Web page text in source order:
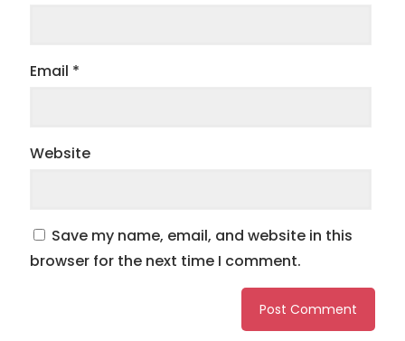
Email *
Website
Save my name, email, and website in this
browser for the next time I comment.